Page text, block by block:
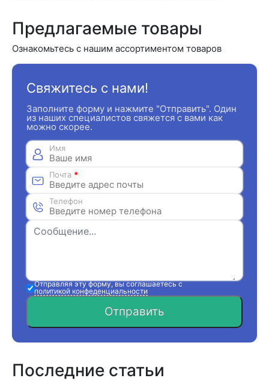
Предлагаемые товары
Ознакомьтесь с нашим ассортиментом товаров
Свяжитесь с нами!
Заполните форму и нажмите "Отправить". Один
из наших специалистов свяжется с вами как
можно скорее.
Имя
Почта *
Телефон
Отправляя эту форму, вы соглашаетесь с
политикой конфеденциальности
Отправить
Последние статьи